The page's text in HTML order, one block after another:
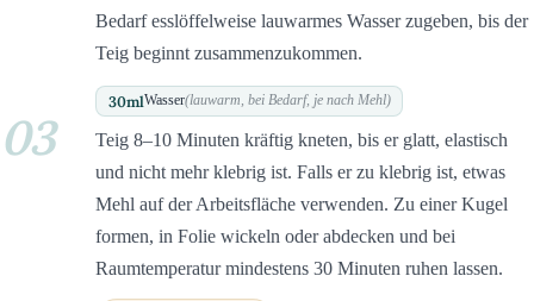
Bedarf esslöffelweise lauwarmes Wasser zugeben, bis der
Teig beginnt zusammenzukommen.
30mlWasser(lauwarm, bei Bedarf, je nach Mehl)
03
Teig 8–10 Minuten kräftig kneten, bis er glatt, elastisch
und nicht mehr klebrig ist. Falls er zu klebrig ist, etwas
Mehl auf der Arbeitsfläche verwenden. Zu einer Kugel
formen, in Folie wickeln oder abdecken und bei
Raumtemperatur mindestens 30 Minuten ruhen lassen.